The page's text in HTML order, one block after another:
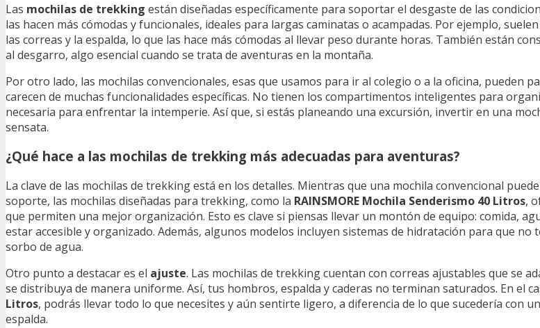
Las mochilas de trekking están diseñadas específicamente para soportar el desgaste de las
las hacen más cómodas y funcionales, ideales para largas caminatas o acampadas. Por ejemplo,
las correas y la espalda, lo que las hace más cómodas al llevar peso durante horas. También están
al desgarro, algo esencial cuando se trata de aventuras en la montaña.
Por otro lado, las mochilas convencionales, esas que usamos para ir al colegio o a la oficina, pueden
carecen de muchas funcionalidades específicas. No tienen los compartimentos inteligentes para
necesaria para enfrentar la intemperie. Así que, si estás planeando una excursión, invertir en una
sensata.
¿Qué hace a las mochilas de trekking más adecuadas para aventuras?
La clave de las mochilas de trekking está en los detalles. Mientras que una mochila convencional
soporte, las mochilas diseñadas para trekking, como la RAINSMORE Mochila Senderismo 40 Litros,
que permiten una mejor organización. Esto es clave si piensas llevar un montón de equipo: comida,
estar accesible y organizado. Además, algunos modelos incluyen sistemas de hidratación para que
sorbo de agua.
Otro punto a destacar es el ajuste. Las mochilas de trekking cuentan con correas ajustables que se
se distribuya de manera uniforme. Así, tus hombros, espalda y caderas no terminan saturados. En el
Litros, podrás llevar todo lo que necesites y aún sentirte ligero, a diferencia de lo que sucedería con
espalda.